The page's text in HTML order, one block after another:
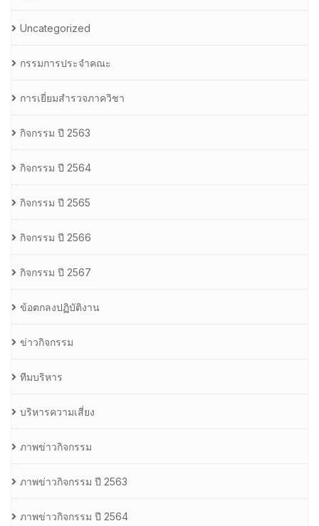
Uncategorized
กรรมการประจำคณะ
การเยี่ยมสำรวจภาควิชา
กิจกรรม ปี 2563
กิจกรรม ปี 2564
กิจกรรม ปี 2565
กิจกรรม ปี 2566
กิจกรรม ปี 2567
ข้อตกลงปฏิบัติงาน
ข่าวกิจกรรม
ทีมบริหาร
บริหารความเสี่ยง
ภาพข่าวกิจกรรม
ภาพข่าวกิจกรรม ปี 2563
ภาพข่าวกิจกรรม ปี 2564